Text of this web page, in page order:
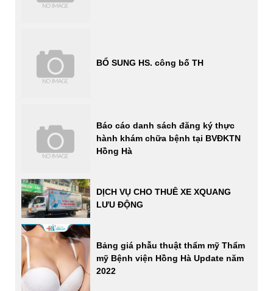
BỔ SUNG HS. công bố TH
Báo cáo danh sách đăng ký thực
hành khám chữa bệnh tại BVĐKTN
Hồng Hà
DỊCH VỤ CHO THUÊ XE XQUANG
LƯU ĐỘNG
Bảng giá phẫu thuật thẩm mỹ Thẩm
mỹ Bệnh viện Hồng Hà Update năm
2022